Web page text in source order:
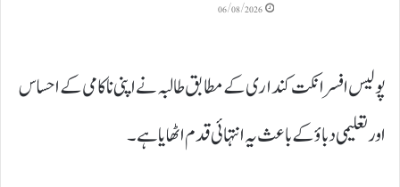
06/08/2026
پولیس افسر انکت کنداری کے مطابق طالبہ نے اپنی ناکامی کے احساس
اور تعلیمی دباؤ کے باعث یہ انتہائی قدم اٹھایا ہے۔